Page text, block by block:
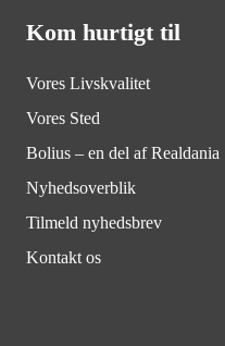
Kom hurtigt til
Vores Livskvalitet
Vores Sted
Bolius – en del af Realdania
Nyhedsoverblik
Tilmeld nyhedsbrev
Kontakt os